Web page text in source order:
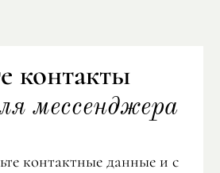
контакты
мессенджера
контактные данные и с